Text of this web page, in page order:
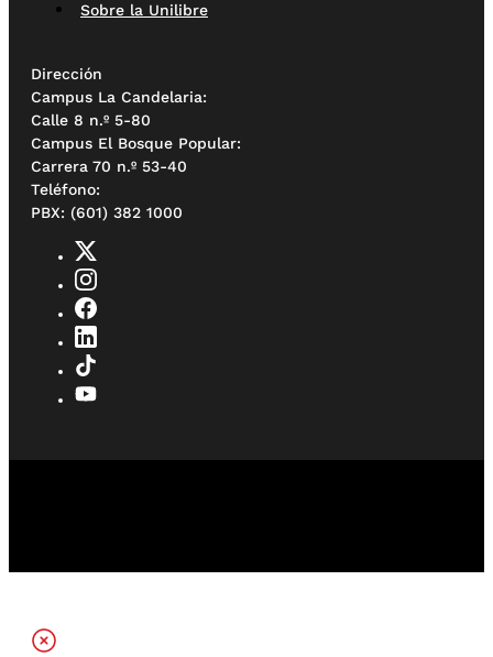
Sobre la Unilibre
Dirección
Campus La Candelaria:
Calle 8 n.º 5-80
Campus El Bosque Popular:
Carrera 70 n.º 53-40
Teléfono:
PBX: (601) 382 1000